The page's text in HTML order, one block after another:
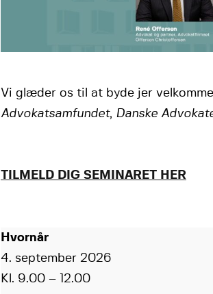
Vi glæder os til at byde jer
Advokatsamfundet, Danske
TILMELD DIG SEMINARET HER
Hvornår
4. september 2026
Kl. 9.00 – 12.00